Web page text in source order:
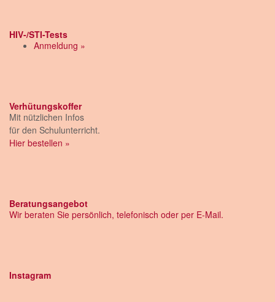
HIV-/STI-Tests
Anmeldung »
Verhütungskoffer
Mit nützlichen Infos
für den Schulunterricht.
Hier bestellen »
Beratungsangebot
Wir beraten Sie persönlich, telefonisch oder per E-Mail.
Instagram